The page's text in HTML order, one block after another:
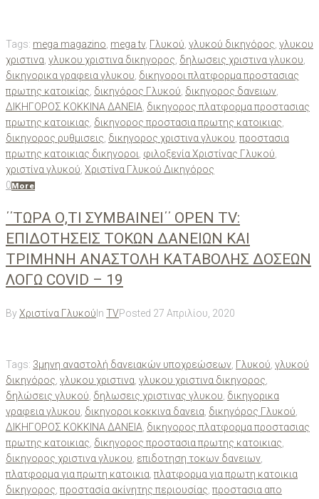
Tags: mega magazino mega tv, Γλυκού γλυκού δικηγόρος γλυκου
χριστινα γλυκου χριστινα δικηγορος δηλωσεις χριστινα γλυκου
δικηγορικα γραφεια γλυκου δικηγοροι πλατφορμα προστασιας
πρωτης κατοικίας δικηγόρος Γλυκού δικηγορος δανειων
ΔΙΚΗΓΟΡΟΣ ΚΟΚΚΙΝΑ ΔΑΝΕΙΑ δικηγορος πλατφορμα προστασιας
πρωτης κατοικιας δικηγορος προστασια πρωτης κατοικιας
δικηγορος ρυθμισεις δικηγορος χριστινα γλυκου προστασια
πρωτης κατοικιας δικηγοροι φιλοξενία Χριστίνας Γλυκού
χριστίνα γλυκού Χριστίνα Γλυκού Δικηγόρος
0 More
΄΄ΤΩΡΑ Ο,ΤΙ ΣΥΜΒΑΙΝΕΙ΄΄ OPEN TV:
ΕΠΙΔΟΤΗΣΕΙΣ ΤΟΚΩΝ ΔΑΝΕΙΩΝ ΚΑΙ
ΤΡΙΜΗΝΗ ΑΝΑΣΤΟΛΗ ΚΑΤΑΒΟΛΗΣ ΔΟΣΕΩΝ
ΛΟΓΩ COVID – 19
ByΧριστίνα Γλυκού In TVPosted 27 Απριλίου, 2020
Tags: 3μηνη αναστολή δανειακών υποχρεώσεων Γλυκού γλυκού
δικηγόρος γλυκου χριστινα γλυκου χριστινα δικηγορος
δηλώσεις γλυκού δηλωσεις χριστινας γλυκου δικηγορικα
γραφεια γλυκου δικηγοροι κοκκινα δανεια δικηγόρος Γλυκού
ΔΙΚΗΓΟΡΟΣ ΚΟΚΚΙΝΑ ΔΑΝΕΙΑ δικηγορος πλατφορμα προστασιας
πρωτης κατοικιας δικηγορος προστασια πρωτης κατοικιας
δικηγορος χριστινα γλυκου επιδοτηση τοκων δανειων
πλατφορμα για πρωτη κατοικια πλατφορμα για πρωτη κατοικια
δικηγορος προστασία ακίνητης περιουσίας προστασια απο